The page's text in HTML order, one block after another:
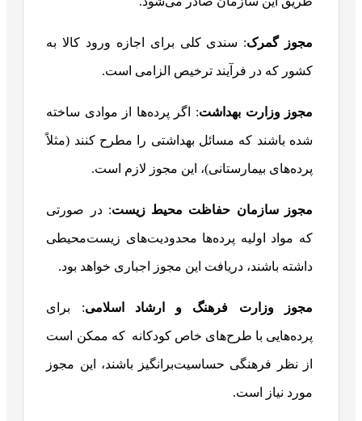
مجوز گمرک: سندی کلی برای اجازه ورود کالا به
کشور که در فرآیند ترخیص الزامی است.
مجوز وزارت بهداشت: اگر پرده‌ها از موادی ساخته
شده باشند که مسائل بهداشتی را مطرح کنند (مثلاً
پرده‌های بیمارستانی)، این مجوز لازم است.
مجوز سازمان حفاظت محیط زیست: در صورتی
که مواد اولیه پرده‌ها محدودیت‌های زیست‌محیطی
داشته باشند، دریافت این مجوز اجباری خواهد بود.
مجوز وزارت فرهنگ و ارشاد اسلامی: برای
پرده‌هایی با طرح‌های خاص کودکانه که ممکن است
از نظر فرهنگی حساسیت‌برانگیز باشند، این مجوز
مورد نیاز است.